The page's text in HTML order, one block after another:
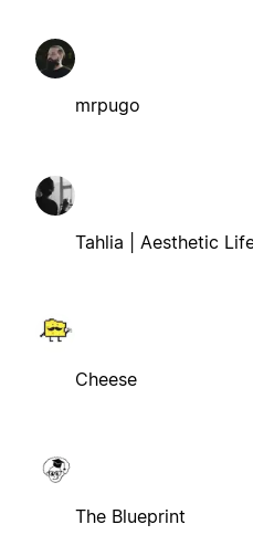
mrpugo
Tahlia | Aesthetic
Cheese
The Blueprint